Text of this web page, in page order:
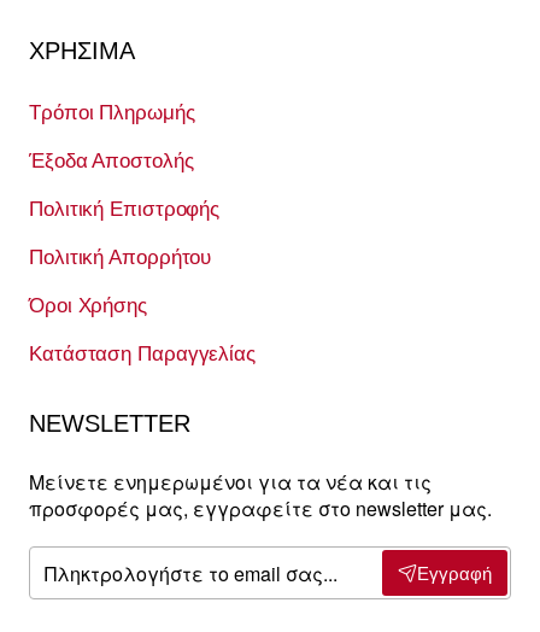
ΧΡΗΣΙΜΑ
Τρόποι Πληρωμής
Έξοδα Αποστολής
Πολιτική Επιστροφής
Πολιτική Απορρήτου
Όροι Χρήσης
Κατάσταση Παραγγελίας
NEWSLETTER
Μείνετε ενημερωμένοι για τα νέα και τις
προσφορές μας, εγγραφείτε στο newsletter μας.
email
Εγγραφή